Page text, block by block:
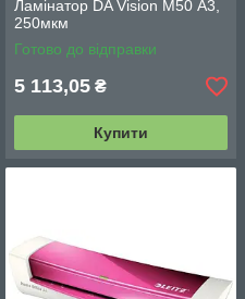
Ламінатор DA Vision M50 А3,
250мкм
Готово до відправки
5 113,05 ₴
Купити